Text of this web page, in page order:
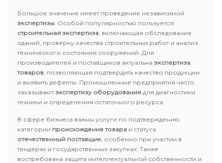
Большое значение имеет проведение независимой
экспертизы. Особой популярностью пользуется
строительная экспертиза, включающая обследование
зданий, проверку качества строительных работ и анализ
технического состояния сооружений. Для
производителей и поставщиков актуальна экспертиза
товаров, позволяющая подтвердить качество продукции
и выявить дефекты. Промышленные предприятия часто
заказываютэкспертизу оборудования для диагностики
техники и определения остаточного ресурса.
В сфере бизнеса важны услуги по подтверждению
категории происхождение товара и статуса
отечественный поставщик, особенно при участии в
тендерах и государственных закупках. Также
востребована защита интеллектуальной собственности и